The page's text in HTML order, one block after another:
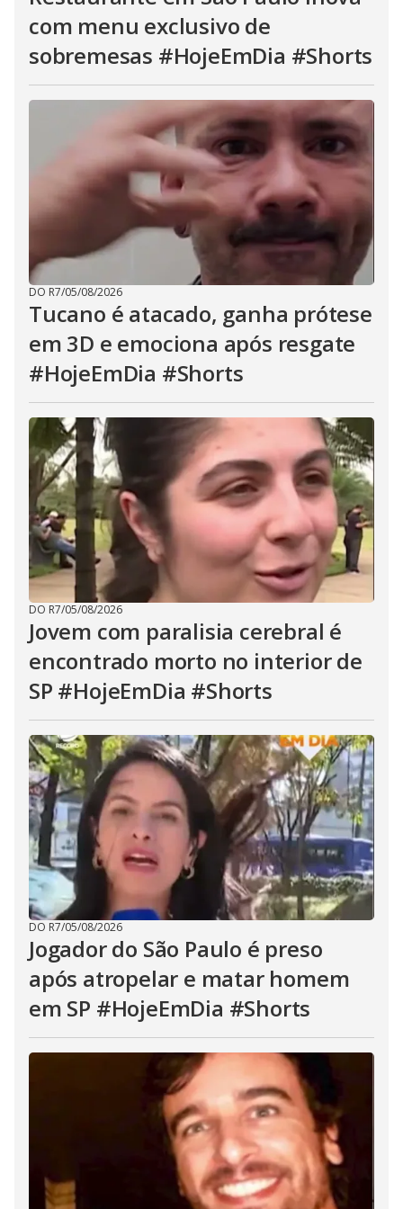
com menu exclusivo de
sobremesas #HojeEmDia #Shorts
DO R7/05/08/2026
Tucano é atacado, ganha prótese
em 3D e emociona após resgate
#HojeEmDia #Shorts
DO R7/05/08/2026
Jovem com paralisia cerebral é
encontrado morto no interior de
SP #HojeEmDia #Shorts
DO R7/05/08/2026
Jogador do São Paulo é preso
após atropelar e matar homem
em SP #HojeEmDia #Shorts